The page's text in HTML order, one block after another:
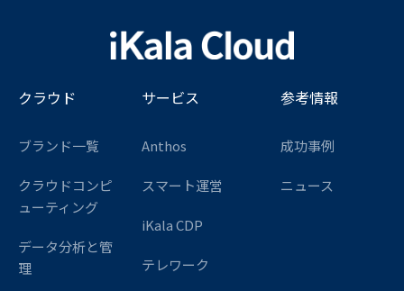
クラウド
ブランド一覧
クラウドコンピ
ューティング
データ分析と管
理
サービス
Anthos
スマート運営
iKala CDP
テレワーク
参考情報
成功事例
ニュース